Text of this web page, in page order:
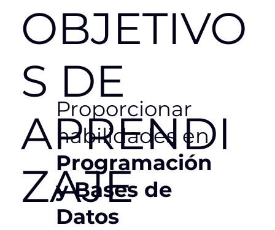
Proporcionar
habilidades en
Programación
y Bases de
Datos
OBJETIVO
S DE
APRENDI
ZAJE